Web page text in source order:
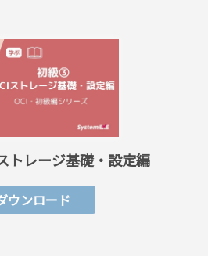
トレージ基礎・設定編
ウンロード